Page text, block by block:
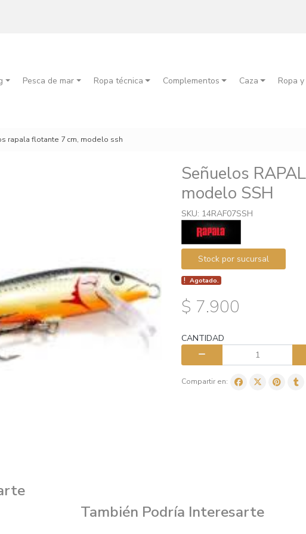
Pesca de mar Ropa técnica Complementos Caza Ropa
rapala flotante 7 cm, modelo ssh
Señuelos
modelo SSH
SKU: 14RAF07SSH
Stock por sucursal
Agotado.
$ 7.900
CANTIDAD
Compartir en:
También Podría Interesarte